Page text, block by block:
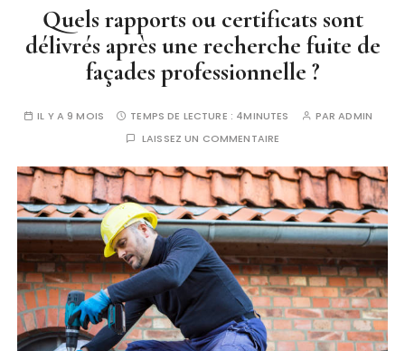
Quels rapports ou certificats sont
délivrés après une recherche fuite de
façades professionnelle ?
IL Y A 9 MOIS TEMPS DE LECTURE : 4MINUTES PARADMIN
LAISSEZ UN COMMENTAIRE